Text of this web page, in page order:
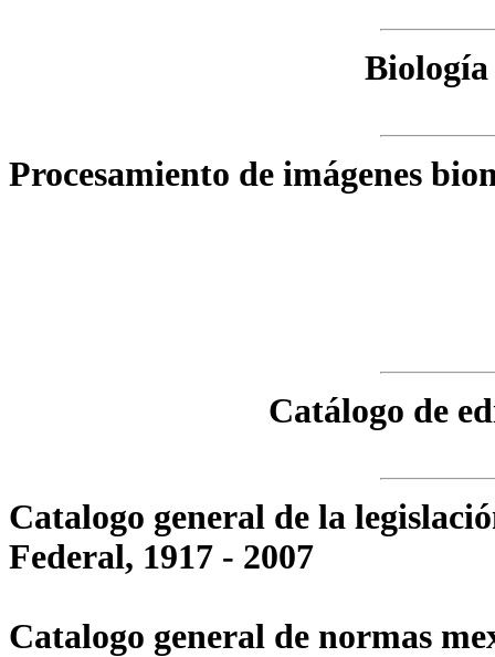
Procesamiento de imágenes
Catálogo de
Catalogo general de la
Federal, 1917 - 2007
Catalogo general de normas